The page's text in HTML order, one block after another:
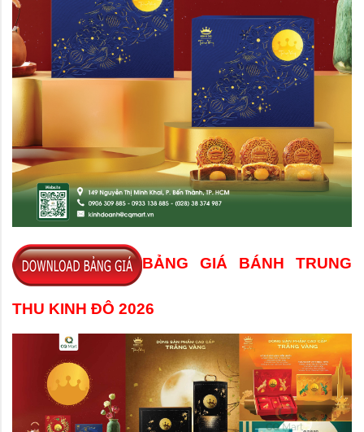
BẢNG GIÁ BÁNH TRUNG
THU KINH ĐÔ 2026